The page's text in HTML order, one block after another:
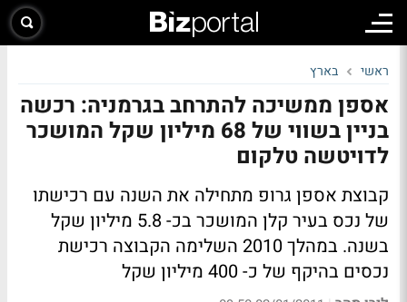
ראשי בארץ
אספן ממשיכה להתרחב בגרמניה: רכשה
בניין בשווי של 68 מיליון שקל המושכר
לדויטשה טלקום
קבוצת אספן גרופ מתחילה את השנה עם רכישתו
של נכס בעיר קלן המושכר בכ- 5.8 מיליון שקל
בשנה. במהלך 2010 השלימה הקבוצה רכישת
נכסים בהיקף של כ- 400 מיליון שקל